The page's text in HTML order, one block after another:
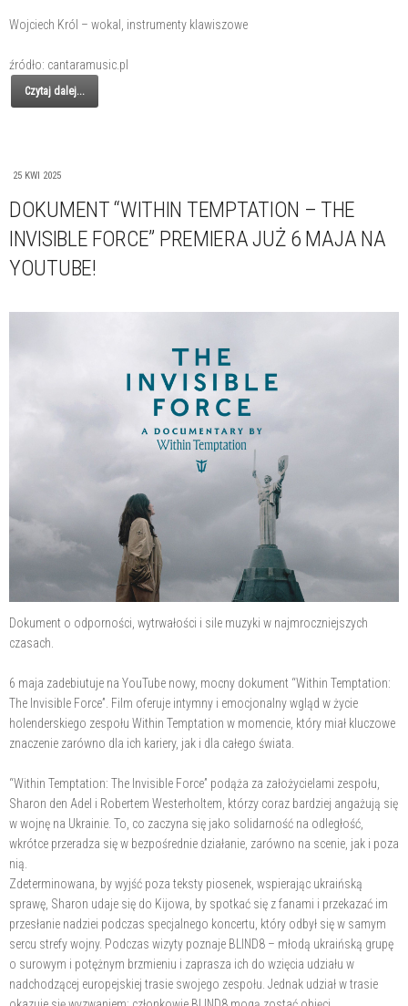
Wojciech Król – wokal, instrumenty klawiszowe
źródło: cantaramusic.pl
Czytaj dalej...
25 KWI 2025
DOKUMENT “WITHIN TEMPTATION – THE
INVISIBLE FORCE” PREMIERA JUŻ 6 MAJA NA
YOUTUBE!
Dokument o odporności, wytrwałości i sile muzyki w najmroczniejszych
czasach.
6 maja zadebiutuje na YouTube nowy, mocny dokument “Within Temptation:
The Invisible Force”. Film oferuje intymny i emocjonalny wgląd w życie
holenderskiego zespołu Within Temptation w momencie, który miał kluczowe
znaczenie zarówno dla ich kariery, jak i dla całego świata.
“Within Temptation: The Invisible Force” podąża za założycielami zespołu,
Sharon den Adel i Robertem Westerholtem, którzy coraz bardziej angażują się
w wojnę na Ukrainie. To, co zaczyna się jako solidarność na odległość,
wkrótce przeradza się w bezpośrednie działanie, zarówno na scenie, jak i poza
nią.
Zdeterminowana, by wyjść poza teksty piosenek, wspierając ukraińską
sprawę, Sharon udaje się do Kijowa, by spotkać się z fanami i przekazać im
przesłanie nadziei podczas specjalnego koncertu, który odbył się w samym
sercu strefy wojny. Podczas wizyty poznaje BLIND8 – młodą ukraińską grupę
o surowym i potężnym brzmieniu i zaprasza ich do wzięcia udziału w
nadchodzącej europejskiej trasie swojego zespołu. Jednak udział w trasie